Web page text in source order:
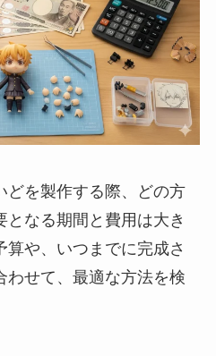
どを製作する際、どの方
なる期間と費用は大き
算や、いつまでに完成さ
わせて、最適な方法を検